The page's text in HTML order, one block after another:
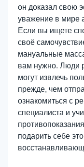
он доказал свою
уважение в мире
Если вы ищете
своё
мануальные
вам нужно. Люди
могут извлечь
прежде, чем
ознакомиться с
специалиста и
подарить себе